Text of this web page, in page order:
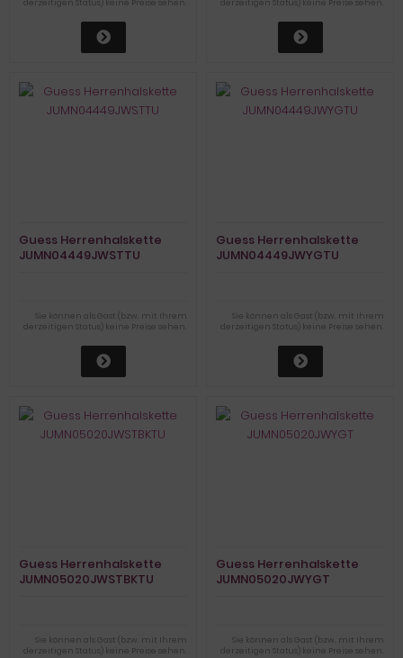
derzeitigen Status) keine Preise sehen. derzeitigen Status) keine Preise sehen.
Guess Herrenhalskette
JUMN04449JWSTTU
Sie können als Gast (bzw. mit Ihrem
derzeitigen Status) keine Preise sehen.
Guess Herrenhalskette
JUMN04449JWYGTU
Sie können als Gast (bzw. mit Ihrem
derzeitigen Status) keine Preise sehen.
Guess Herrenhalskette
JUMN05020JWSTBKTU
Sie können als Gast (bzw. mit Ihrem
derzeitigen Status) keine Preise sehen.
Guess Herrenhalskette
JUMN05020JWYGT
Sie können als Gast (bzw. mit Ihrem
derzeitigen Status) keine Preise sehen.